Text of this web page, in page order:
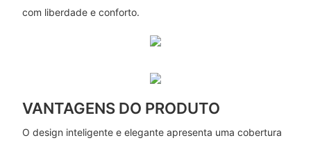
com liberdade e conforto.
VANTAGENS DO PRODUTO
O design inteligente e elegante apresenta uma cobertura